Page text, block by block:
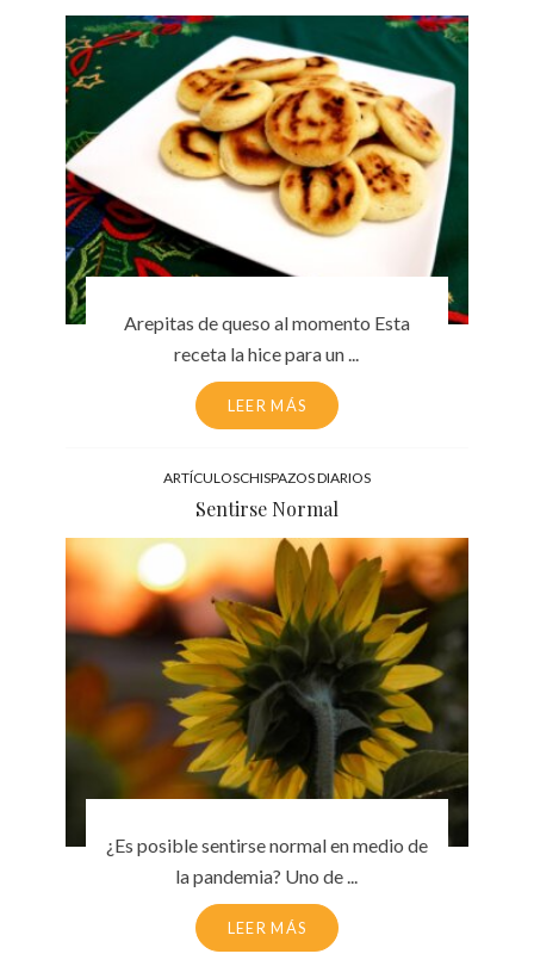
Arepitas de queso al momento Esta
receta la hice para un ...
LEER MÁS
ARTÍCULOSCHISPAZOS DIARIOS
Sentirse Normal
¿Es posible sentirse normal en medio de
la pandemia? Uno de ...
LEER MÁS